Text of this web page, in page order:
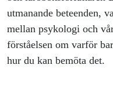
utmanande beteenden,
mellan psykologi och
förståelsen om varför
hur du kan bemöta det.